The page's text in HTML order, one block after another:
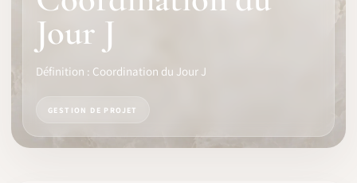
IDENTITÉ PRO
Jour J
Définition : Coordination du Jour J
GESTION DE PROJET